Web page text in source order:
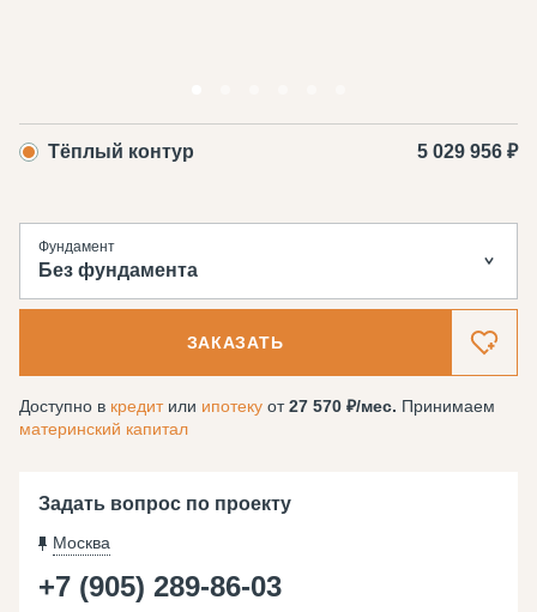
Тёплый контур 5 029 956 ₽
Фундамент
Без фундамента
ЗАКАЗАТЬ
Доступно в кредитили ипотеку от27 570 /мес. Принимаем
материнский капитал
Задать вопрос по проекту
Москва
+7 (905) 289-86-03